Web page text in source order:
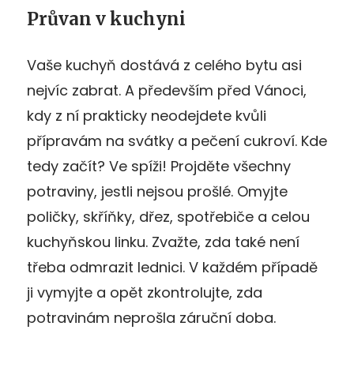
Průvan v kuchyni
Vaše kuchyň dostává z celého bytu asi
nejvíc zabrat. A především před Vánoci,
kdy z ní prakticky neodejdete kvůli
přípravám na svátky a pečení cukroví. Kde
tedy začít? Ve spíži! Projděte všechny
potraviny, jestli nejsou prošlé. Omyjte
poličky, skříňky, dřez, spotřebiče a celou
kuchyňskou linku. Zvažte, zda také není
třeba odmrazit lednici. V každém případě
ji vymyjte a opět zkontrolujte, zda
potravinám neprošla záruční doba.